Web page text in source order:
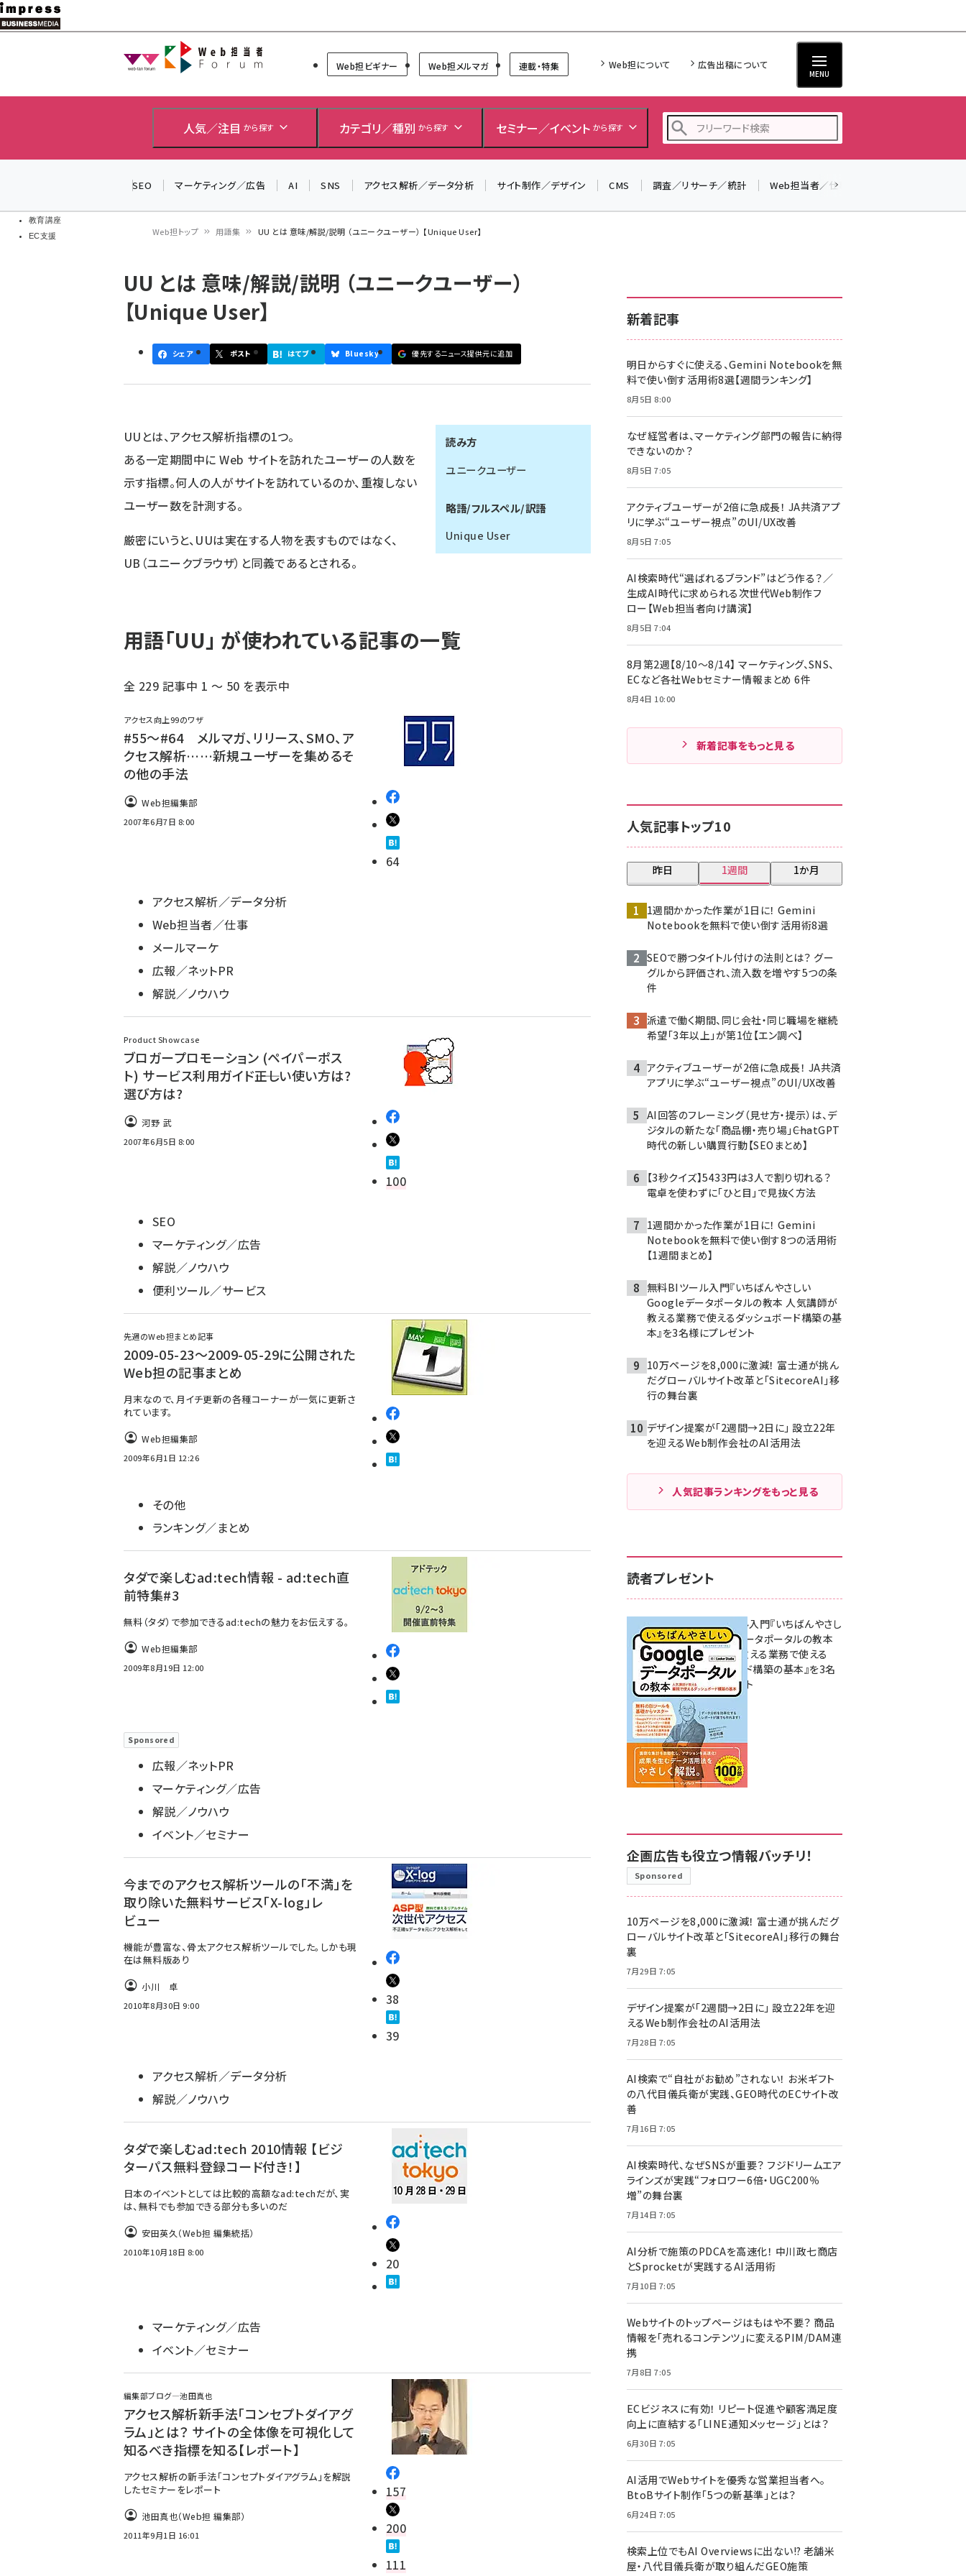
メ
イ
教育講座
EC支援
Web担当者Forum
Web担ビギナー Web担メルマガ 連載・特集 Web担について 広告出稿について
MENU
人気／注目 から探す カテゴリ／種別 から探す セミナー／イベント から探す
z世代 (1617)
meo (1274)
SEO マーケティング／広告 AI SNS アクセス解析／データ分析 サイト制作／デザイン CMS 調査／リサーチ／統計 Web担当者／仕事
ン
く
ず
Web担トップ 用語集 UU とは 意味/解説/説明 （ユニークユーザー） 【Unique User】
UU とは 意味/解説/説明 （ユニークユーザー）
【Unique User】
シェア ポスト はてブ Bluesky 優先するニュース提供元に追加
読み方
ユニークユーザー
略語/フルスペル/訳語
Unique User
UUとは、アクセス解析指標の1つ。
ある一定期間中に Web サイトを訪れたユーザーの人数を
示す指標。何人の人がサイトを訪れているのか、重複しない
ユーザー数を計測する。
厳密にいうと、UUは実在する人物を表すものではなく、
UB（ユニークブラウザ）と同義であるとされる。
用語「UU」 が使われている記事の一覧
全 229 記事中 1 ～ 50 を表示中
アクセス向上99のワザ
#55～#64 メルマガ、リリース、SMO、ア
クセス解析……新規ユーザーを集めるそ
の他の手法
Web担編集部
2007年6月7日 8:00
64
アクセス解析／データ分析
Web担当者／仕事
メールマーケ
広報／ネットPR
解説／ノウハウ
Product Showcase
ブロガープロモーション (ペイパーポス
ト) サービス利用ガイド――正しい使い方は?
選び方は?
河野 武
2007年6月5日 8:00
100
SEO
マーケティング／広告
解説／ノウハウ
便利ツール／サービス
先週のWeb担まとめ記事
2009-05-23～2009-05-29に公開された
Web担の記事まとめ
月末なので、月イチ更新の各種コーナーが一気に更新さ
れています。
Web担編集部
2009年6月1日 12:26
その他
ランキング／まとめ
タダで楽しむad:tech情報 - ad:tech直
前特集#3
無料（タダ）で参加できるad:techの魅力をお伝えする。
Web担編集部
2009年8月19日 12:00
Sponsored
広報／ネットPR
マーケティング／広告
解説／ノウハウ
イベント／セミナー
今までのアクセス解析ツールの「不満」を
取り除いた無料サービス「X-log」レ
ビュー
機能が豊富な、骨太アクセス解析ツールでした。しかも現
在は無料版あり
小川 卓
2010年8月30日 9:00 38
39
アクセス解析／データ分析
解説／ノウハウ
タダで楽しむad:tech 2010情報 【ビジ
ターパス無料登録コード付き！】
日本のイベントとしては比較的高額なad:techだが、実
は、無料でも参加できる部分も多いのだ
安田英久（Web担 編集統括）
2010年10月18日 8:00
20
マーケティング／広告
イベント／セミナー
編集部ブログ―池田真也
アクセス解析新手法「コンセプトダイアグ
ラム」とは？ サイトの全体像を可視化して
知るべき指標を知る【レポート】
アクセス解析の新手法「コンセプトダイアグラム」を解説
したセミナーをレポート
池田真也（Web担 編集部）
2011年9月1日 16:01
157
200
111
新着記事
明日からすぐに使える、Gemini Notebookを無
料で使い倒す活用術8選【週間ランキング】
8月5日 8:00
なぜ経営者は、マーケティング部門の報告に納得
できないのか？
8月5日 7:05
アクティブユーザーが2倍に急成長！ JA共済アプ
リに学ぶ“ユーザー視点”のUI/UX改善
8月5日 7:05
AI検索時代“選ばれるブランド”はどう作る？／
生成AI時代に求められる次世代Web制作フ
ロー【Web担当者向け講演】
8月5日 7:04
8月第2週【8/10～8/14】 マーケティング、SNS、
ECなど各社Webセミナー情報まとめ 6件
8月4日 10:00
新着記事をもっと見る
人気記事トップ10
昨日 1週間 1か月
1週間かかった作業が1日に！ Gemini
Notebookを無料で使い倒す活用術8選
SEOで勝つタイトル付けの法則とは？ グー
グルから評価され、流入数を増やす5つの条
件
派遣で働く期間、同じ会社・同じ職場を継続
希望「3年以上」が第1位【エン調べ】
アクティブユーザーが2倍に急成長！ JA共済
アプリに学ぶ“ユーザー視点”のUI/UX改善
AI回答のフレーミング（見せ方・提示）は、デ
ジタルの新たな「商品棚・売り場」――ChatGPT
時代の新しい購買行動【SEOまとめ】
【3秒クイズ】5433円は3人で割り切れる？
電卓を使わずに「ひと目」で見抜く方法
1週間かかった作業が1日に！ Gemini
Notebookを無料で使い倒す8つの活用術
【1週間まとめ】
無料BIツール入門『いちばんやさしい
Googleデータポータルの教本 人気講師が
教える業務で使えるダッシュボード構築の基
本』を3名様にプレゼント
10万ページを8,000に激減！ 富士通が挑ん
だグローバルサイト改革と「SitecoreAI」移
行の舞台裏
デザイン提案が「2週間→2日に」 設立22年
を迎えるWeb制作会社のAI活用法
人気記事ランキングをもっと見る
読者プレゼント
無料BIツール入門『いちばんやさし
いGoogleデータポータルの教本
人気講師が教える業務で使える
ダッシュボード構築の基本』を3名
様にプレゼント
7月31日 10:00
企画広告も役立つ情報バッチリ！
Sponsored
10万ページを8,000に激減！ 富士通が挑んだグ
ローバルサイト改革と「SitecoreAI」移行の舞台
裏
7月29日 7:05
デザイン提案が「2週間→2日に」 設立22年を迎
えるWeb制作会社のAI活用法
7月28日 7:05
AI検索で“自社がお勧め”されない！ お米ギフト
の八代目儀兵衛が実践、GEO時代のECサイト改
善
7月16日 7:05
AI検索時代、なぜSNSが重要？ フジドリームエア
ラインズが実践“フォロワー6倍・UGC200％
増”の舞台裏
7月14日 7:05
AI分析で施策のPDCAを高速化！ 中川政七商店
とSprocketが実践するAI活用術
7月10日 7:05
Webサイトのトップページはもはや不要？ 商品
情報を「売れるコンテンツ」に変えるPIM/DAM連
携
7月8日 7:05
ECビジネスに有効！ リピート促進や顧客満足度
向上に直結する「LINE通知メッセージ」とは？
6月30日 7:05
AI活用でWebサイトを優秀な営業担当者へ。
BtoBサイト制作「5つの新基準」とは？
6月24日 7:05
検索上位でもAI Overviewsに出ない!? 老舗米
屋・八代目儀兵衛が取り組んだGEO施策